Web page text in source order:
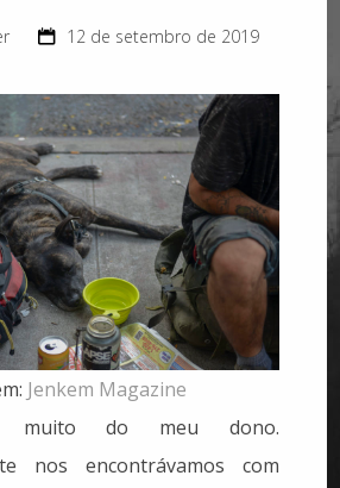
12 de setembro de 2019
Jenkem Magazine
muito do meu dono.
nos encontrávamos com